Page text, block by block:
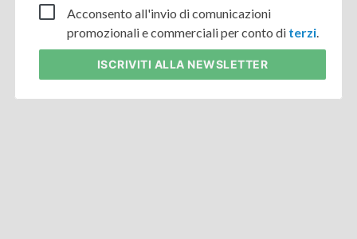
Acconsento all'invio di comunicazioni
promozionali e commerciali per conto di terzi.
ISCRIVITI ALLA NEWSLETTER